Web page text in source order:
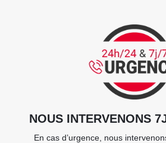
NOUS INTERVENONS
En cas d’urgence, nous